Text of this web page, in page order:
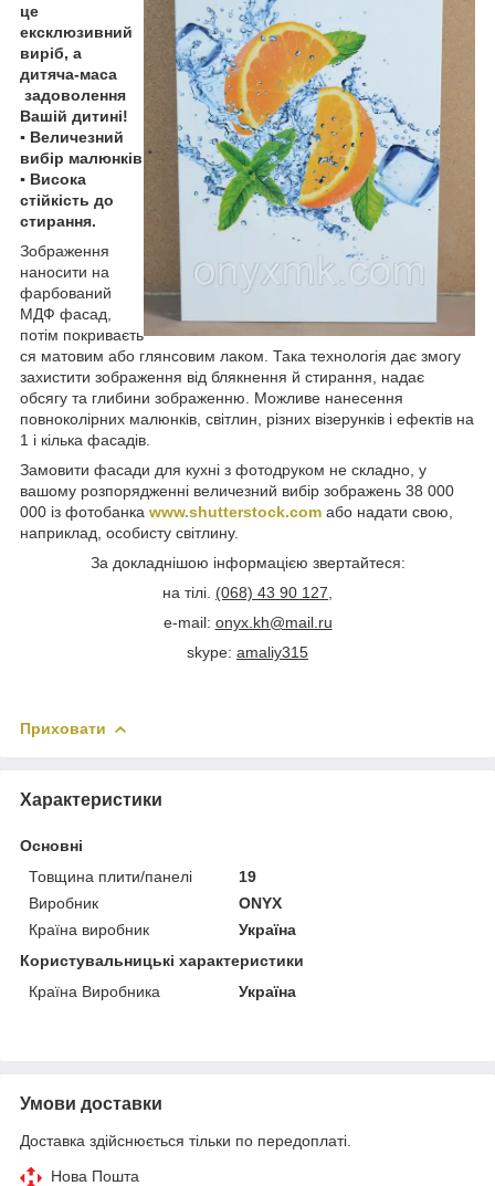
це
ексклюзивний
виріб, а
дитяча-маса
задоволення
Вашій дитині!
▪ Величезний
вибір малюнків
▪ Висока
стійкість до
стирання.
Зображення
наносити на
фарбований
МДФ фасад,
потім покриваєть
ся матовим або глянсовим лаком. Така технологія дає змогу
захистити зображення від блякнення й стирання, надає
обсягу та глибини зображенню. Можливе нанесення
повноколірних малюнків, світлин, різних візерунків і ефектів на
1 і кілька фасадів.
Замовити фасади для кухні з фотодруком не складно, у
вашому розпорядженні величезний вибір зображень 38 000
000 із фотобанка www.shutterstock.com або надати свою,
наприклад, особисту світлину.
За докладнішою інформацією звертайтеся:
на тілі. (068) 43 90 127
e-mail: onyx.kh@mail.ru
skype: amaliy315
Приховати
Характеристики
Основні
Товщина плити/панелі
19
Виробник
ONYX
Країна виробник
Україна
Користувальницькі характеристики
Країна Виробника
Україна
Умови доставки
Доставка здійснюється тільки по передоплаті.
Нова Пошта